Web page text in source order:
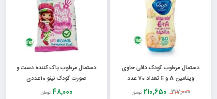
دستمال مرطوب کودک دافی حاوی
ویتامین A و E تعداد 70 عدد
217,000
210,650 تومان
دستمال مرطوب پاک کننده دست و
صورت کودک نینو 10عددی
48,000 تومان